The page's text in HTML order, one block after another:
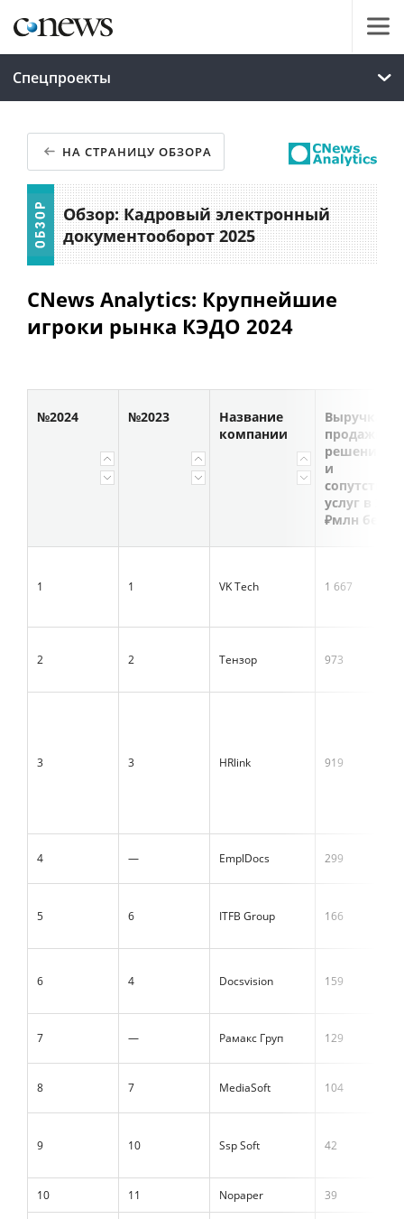
Спецпроекты
НА СТРАНИЦУ ОБЗОРА
Обзор: Кадровый электронный
документооборот 2025
CNews Analytics: Крупнейшие
игроки рынка КЭДО 2024
№2024 №2023
Название
компании
Выручка от
продажи
решений
и
услуг в
₽млн без
1 1 VK Tech 1 667
2 2 Тензор 973
3 3 HRlink 919
4 — EmplDocs 299
5 6 ITFB Group 166
6 4 Docsvision 159
7 — Рамакс Груп 129
8 7 MediaSoft 104
9 10 Ssp Soft 42
10 11 Nopaper 39